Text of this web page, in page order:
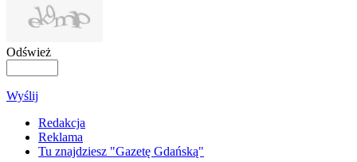
Odśwież
Wyślij
Redakcja
Reklama
Tu znajdziesz "Gazetę Gdańską"